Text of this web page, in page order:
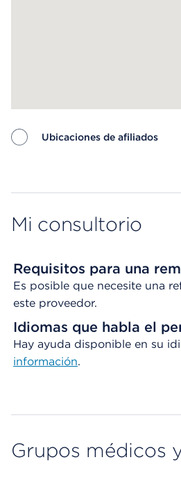
Ubicaciones de afiliados
Mi consultorio
Requisitos para una
Es posible que necesite una
este proveedor.
Idiomas que habla el
Hay ayuda disponible en su
información.
Grupos médicos